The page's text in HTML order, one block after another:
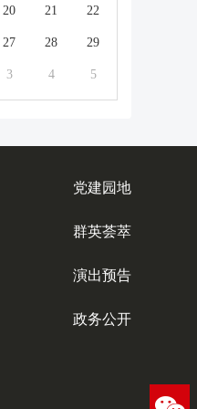
20 21 22
27 28 29
3 4 5
党建园地
群英荟萃
演出预告
政务公开